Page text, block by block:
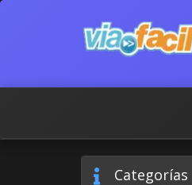
Categorías